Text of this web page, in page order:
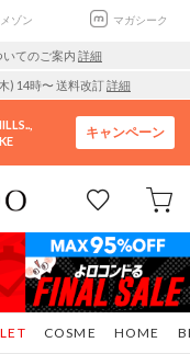
メゾン マガシーク
いてのご案内 詳細
) 14時〜 送料改訂詳細
キャンペーン
COSME HOME